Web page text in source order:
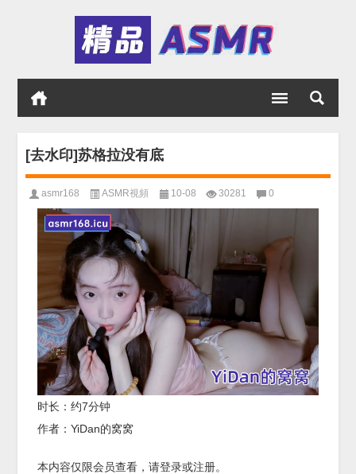
[去水印]苏格拉没有底
asmr168 ASMR視頻 10-08 30281 0
时长：约7分钟
作者：YiDan的窝窝
本内容仅限会员查看，请登录或注册。